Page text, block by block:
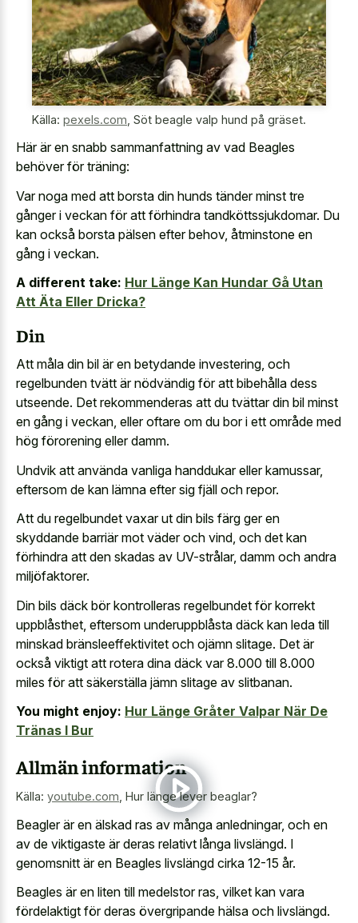
Källa: pexels.com Söt beagle valp hund på gräset.
Här är en snabb sammanfattning av vad Beagles
behöver för träning:
Var noga med att borsta din hunds tänder minst tre
gånger i veckan för att förhindra tandköttssjukdomar. Du
kan också borsta pälsen efter behov, åtminstone en
gång i veckan.
A different take: Hur Länge Kan Hundar Gå Utan
Att Äta Eller Dricka?
Din
Att måla din bil är en betydande investering, och
regelbunden tvätt är nödvändig för att bibehålla dess
utseende. Det rekommenderas att du tvättar din bil minst
en gång i veckan, eller oftare om du bor i ett område med
hög förorening eller damm.
Undvik att använda vanliga handdukar eller kamussar,
eftersom de kan lämna efter sig fjäll och repor.
Att du regelbundet vaxar ut din bils färg ger en
skyddande barriär mot väder och vind, och det kan
förhindra att den skadas av UV-strålar, damm och andra
miljöfaktorer.
Din bils däck bör kontrolleras regelbundet för korrekt
uppblåsthet, eftersom underuppblåsta däck kan leda till
minskad bränsleeffektivitet och ojämn slitage. Det är
också viktigt att rotera dina däck var 8.000 till 8.000
miles för att säkerställa jämn slitage av slitbanan.
You might enjoy: Hur Länge Gråter Valpar När De
Tränas I Bur
Allmän information
Källa: youtube.com Hur länge lever beaglar?
Beagler är en älskad ras av många anledningar, och en
av de viktigaste är deras relativt långa livslängd. I
genomsnitt är en Beagles livslängd cirka 12-15 år.
Beagles är en liten till medelstor ras, vilket kan vara
fördelaktigt för deras övergripande hälsa och livslängd.